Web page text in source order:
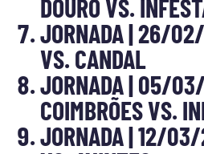
DOURO VS.
JORNADA | 26/
VS. CANDAL
JORNADA | 05/
COIMBRÕES VS.
JORNADA | 12/